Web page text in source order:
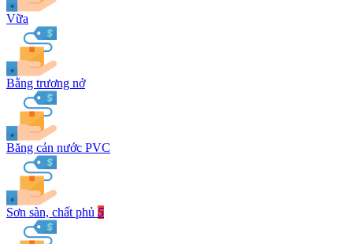
Vữa
Bằng trương nở
Băng cản nước PVC
Sơn sàn, chất phủ 5